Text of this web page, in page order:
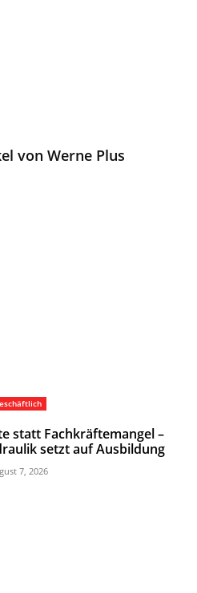
von Werne Plus
statt Fachkräftemangel –
setzt auf Ausbildung
7, 2026